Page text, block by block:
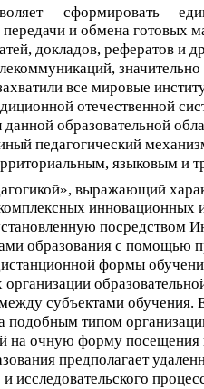
сформировать
и обмена готовых
докладов, рефератов и
все мировые
отечественной
образовательной
педагогический
языковым и
выражающий
посредством
образования с помощью
формы
организации
субъектами обучения.
подобным типом
на очную форму посещения
предполагает
и исследовательского